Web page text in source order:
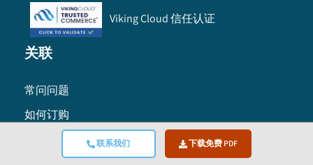
联系我们 下载免费 PDF
Viking Cloud 信任认证
关联
常问问题
如何订购